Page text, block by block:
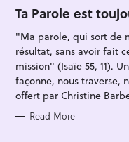
O
R
E
Ta Parole est
"Ma parole, qui sort de
résultat, sans avoir fait
mission" (Isaïe 55, 11).
façonne, nous traverse,
offert par Christine
Read More
S
e
r